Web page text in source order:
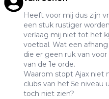
Heeft voor mij dus zijn
een stuk rustiger
verlaag mij niet tot het
voetbal. Wat een
die er geen ruk van
van de 1e orde.
Waarom stopt Ajax niet
clubs van het 5e niveau
toch niet zien?